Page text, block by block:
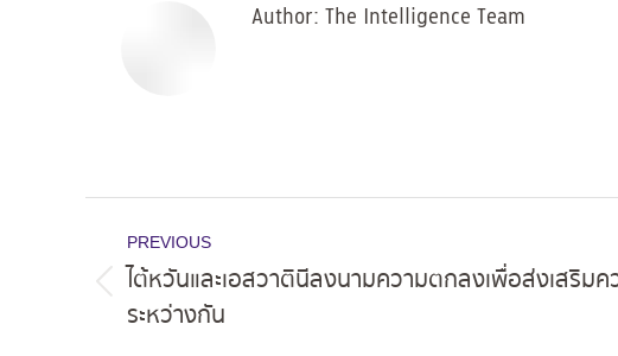
Author: The Intelligence Team
navigation
PREVIOUS
post:
ไต้หวันและเอสวาตินีลงนามความตกลงเพื่อส่งเสริม
ระหว่างกัน